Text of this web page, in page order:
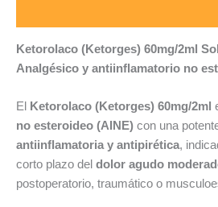
Ketorolaco (Ketorges) 60mg/2ml
Analgésico y antiinflamatorio no
El Ketorolaco (Ketorges) 60mg/2ml
no esteroideo (AINE) con una
antiinflamatoria y antipirética,
corto plazo del dolor agudo
postoperatorio, traumático o